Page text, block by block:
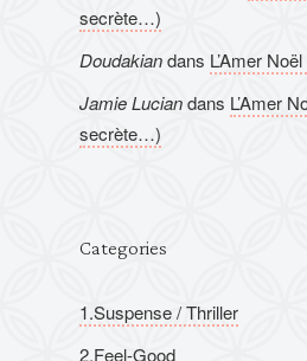
secrète…)
Doudakiandans L’Amer
Jamie Luciandans L’Amer
secrète…)
Categories
1.Suspense / Thriller
2.Feel-Good